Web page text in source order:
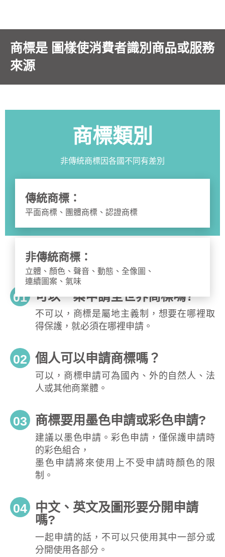
商標是 圖樣使消費者識別商品或服務
來源
01 可以一案申請全世界商標嗎?
不可以，商標是屬地主義制，想要在哪裡取
得保護，就必須在哪裡申請。
02 個人可以申請商標嗎？
可以，商標申請可為國內、外的自然人、法
人或其他商業體。
03 商標要用墨色申請或彩色申請?
建議以墨色申請。彩色申請，僅保護申請時
的彩色組合，
墨色申請將來使用上不受申請時顏色的限
制。
04
中文、英文及圖形要分開申請
嗎?
一起申請的話，不可以只使用其中一部分或
分開使用各部分。
商標類別
非傳統商標因各國不同有差別
傳統商標：
平面商標、團體商標、認證商標
非傳統商標：
立體、顏色、聲音、動態、全像圖、
連續圖案、氣味